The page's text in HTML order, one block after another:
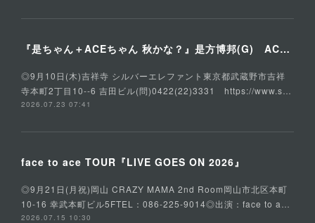
『是ちゃん＋ACEちゃん 秋かな？』是方博邦(G) ACE(Vo,G) 石川俊介(B) そうる透(Ds)
◎9月10日(木)吉祥寺 シルバーエレファント東京都武蔵野市吉祥
寺本町2丁目10--6 吉田ビル(問)0422(22)3331 https://www.s…
2026.07.23 07:41
face to ace TOUR『LIVE GOES ON 2026』
◎9月21日(月祝)岡山 CRAZY MAMA 2nd Room岡山市北区本町
10-16 幸武本町ビル5FTEL：086-225-9014◎出演：face to a…
2026.07.15 10:30